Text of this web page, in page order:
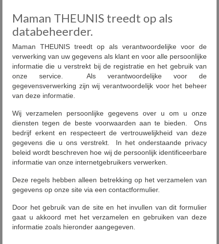
Nieuws
PID
Maman THEUNIS treedt op als
databeheerder.
Maman THEUNIS treedt op als verantwoordelijke voor de
verwerking van uw gegevens als klant en voor alle persoonlijke
informatie die u verstrekt bij de registratie en het gebruik van
onze service. Als verantwoordelijke voor de
gegevensverwerking zijn wij verantwoordelijk voor het beheer
van deze informatie.
Wij verzamelen persoonlijke gegevens over u om u onze
diensten tegen de beste voorwaarden aan te bieden. Ons
bedrijf erkent en respecteert de vertrouwelijkheid van deze
gegevens die u ons verstrekt. In het onderstaande privacy
beleid wordt beschreven hoe wij de persoonlijk identificeerbare
informatie van onze internetgebruikers verwerken.
Deze regels hebben alleen betrekking op het verzamelen van
gegevens op onze site via een contactformulier.
Door het gebruik van de site en het invullen van dit formulier
gaat u akkoord met het verzamelen en gebruiken van deze
informatie zoals hieronder aangegeven.